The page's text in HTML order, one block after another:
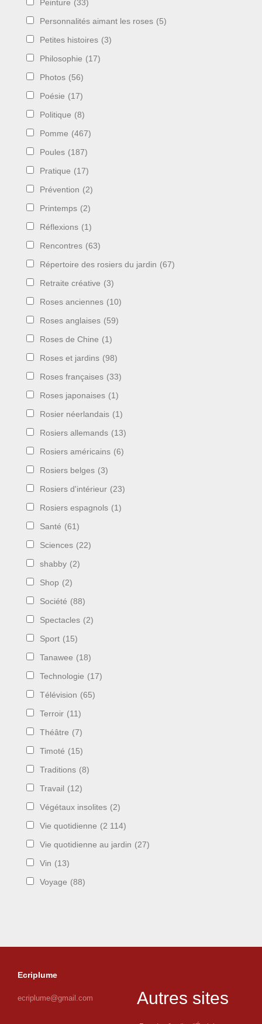
Peinture (33)
Personnalités aimant les roses (5)
Petites histoires (3)
Philosophie (17)
Photos (56)
Poésie (17)
Politique (8)
Pomme (467)
Poules (187)
Pratique (17)
Prévention (2)
Printemps (2)
Réflexions (1)
Rencontres (63)
Répertoire des rosiers du jardin (67)
Retraite créative (3)
Roses anciennes (10)
Roses anglaises (59)
Roses de Chine (1)
Roses et jardins (98)
Roses françaises (33)
Roses japonaises (1)
Rosier néerlandais (1)
Rosiers allemands (13)
Rosiers américains (6)
Rosiers belges (3)
Rosiers d'intérieur (23)
Rosiers espagnols (1)
Santé (61)
Sciences (22)
shabby (2)
Shop (2)
Société (88)
Spectacles (2)
Sport (15)
Tanawee (18)
Technologie (17)
Télévision (65)
Terroir (11)
Théâtre (7)
Timoté (15)
Traditions (8)
Travail (12)
Végétaux insolites (2)
Vie quotidienne (2 114)
Vie quotidienne au jardin (27)
Vin (13)
Voyage (88)
Ecriplume
ecriplume@gmail.com Autres sites